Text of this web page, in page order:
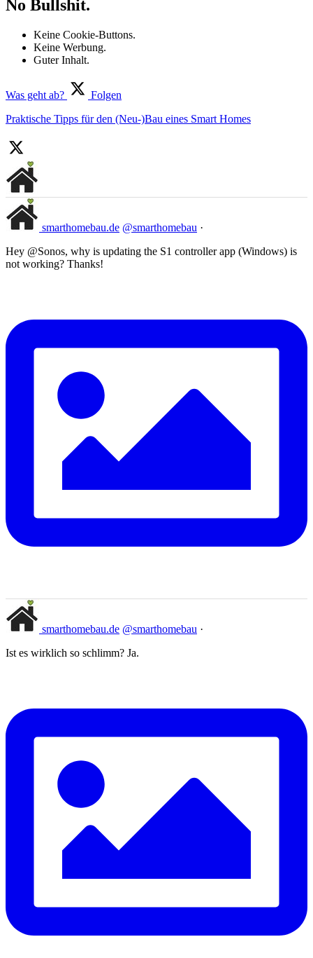
No Bullshit.
Keine Cookie-Buttons.
Keine Werbung.
Guter Inhalt.
Was geht ab?
Folgen
Praktische Tipps für den (Neu-)Bau eines Smart Homes
smarthomebau.de @smarthomebau ·
Hey @Sonos, why is updating the S1 controller app (Windows) is
not working? Thanks!
smarthomebau.de @smarthomebau ·
Ist es wirklich so schlimm? Ja.